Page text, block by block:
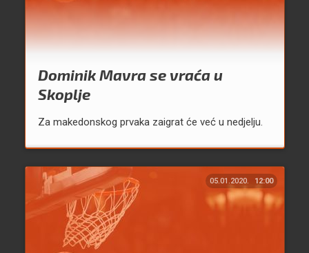
Dominik Mavra se vraća u
Skoplje
Za makedonskog prvaka zaigrat će već u nedjelju.
05.01.2020. 12:00